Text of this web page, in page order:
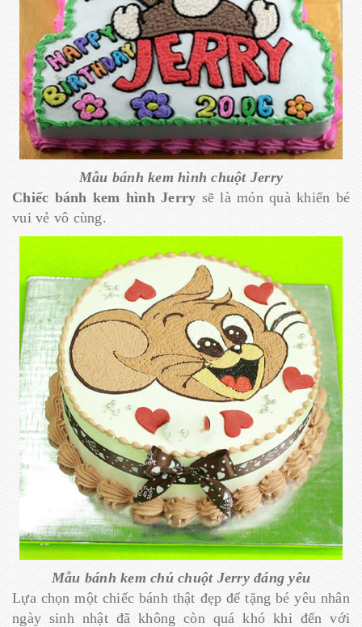
Mẫu bánh kem hình chuột Jerry
Chiếc bánh kem hình Jerry sẽ là món quà khiến bé
vui vẻ vô cùng.
Mẫu bánh kem chú chuột Jerry đáng yêu
Lựa chọn một chiếc bánh thật đẹp để tặng bé yêu nhân
ngày sinh nhật đã không còn quá khó khi đến với